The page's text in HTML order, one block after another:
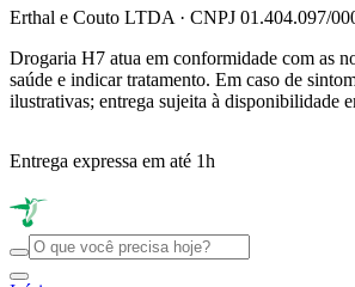
Erthal e Couto LTDA · CNPJ 01.404.097/
Drogaria H7 atua em conformidade com as
saúde e indicar tratamento. Em caso de
ilustrativas; entrega sujeita à disponibilidade
Entrega expressa em até 1h